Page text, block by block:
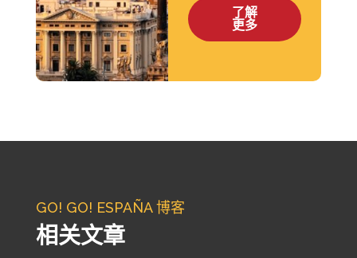
了解
更多
GO! GO! ESPAÑA 博客
相关文章